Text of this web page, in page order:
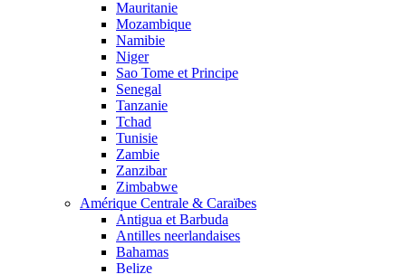
Mauritanie
Mozambique
Namibie
Niger
Sao Tome et Principe
Senegal
Tanzanie
Tchad
Tunisie
Zambie
Zanzibar
Zimbabwe
Amérique Centrale & Caraïbes
Antigua et Barbuda
Antilles neerlandaises
Bahamas
Belize